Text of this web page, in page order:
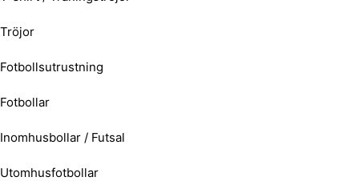
Tröjor
Fotbollsutrustning
Fotbollar
Inomhusbollar / Futsal
Utomhusfotbollar